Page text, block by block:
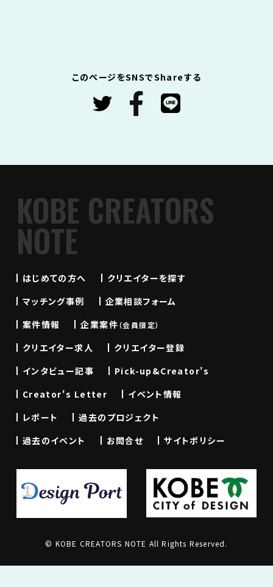
このページをSNSでShareする
KOBE CREATORS
NOTE
はじめての方へ
クリエイターを探す
マッチング事例
企業相談フォーム
案件情報
企業案件（会員限定）
クリエイター求人
クリエイター登録
インタビュー記事
Pick-up&Creator's
Creator's Letter
イベント情報
レポート
過去のプロジェクト
過去のイベント
お問合せ サイトポリシー
© KOBE CREATORS NOTE All Rights Reserved.